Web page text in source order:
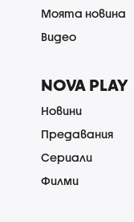
Моята новина
Видео
NOVA PLAY
Новини
Предавания
Сериали
Филми